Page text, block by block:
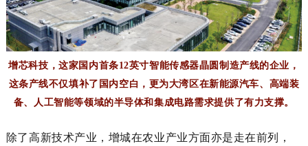
增芯科技，这家国内首条12英寸智能传感器晶圆制造产线的企业，
这条产线不仅填补了国内空白，更为大湾区在新能源汽车、高端装
备、人工智能等领域的半导体和集成电路需求提供了有力支撑。
除了高新技术产业，增城在农业产业方面亦是走在前列，